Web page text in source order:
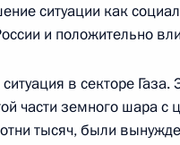
между
к лишению
ситуации как
и положительно
в секторе
части земного шара
тысяч, были